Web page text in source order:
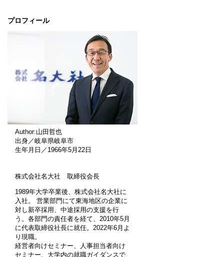
プロフィール
Author:山田哲也
出身／岐阜県岐阜市
生年月日／1966年5月22日
株式会社名大社 取締役会長
1989年大学卒業後、株式会社名大社に
入社。 営業部門にて東海地区の企業に
対し新卒採用、中途採用の支援を行
う。各部門の責任者を経て、2010年5月
に代表取締役社長に就任。2022年6月よ
り現職。
経営者向けセミナー、人事担当者向け
セミナー、大学内の就職ガイダンスで